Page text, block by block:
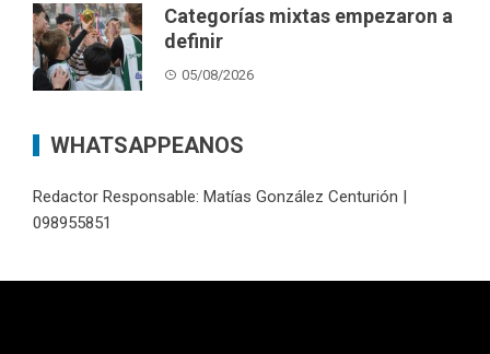
Categorías mixtas empezaron a
definir
05/08/2026
WHATSAPPEANOS
Redactor Responsable: Matías González Centurión |
098955851